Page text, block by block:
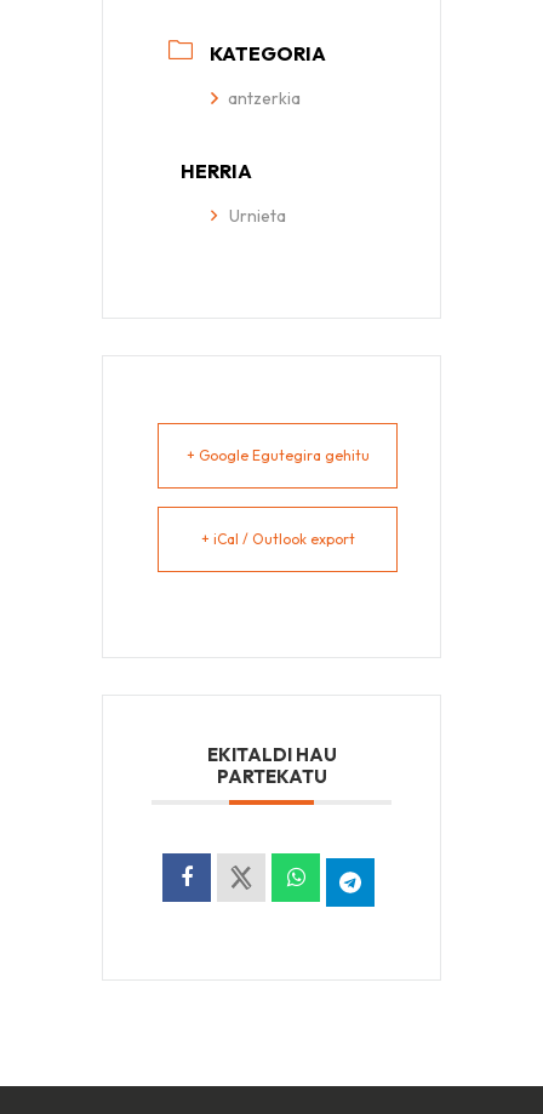
KATEGORIA
antzerkia
HERRIA
Urnieta
+ Google Egutegira gehitu
+ iCal / Outlook export
EKITALDI HAU
PARTEKATU